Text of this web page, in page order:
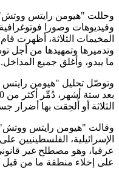
وحللت "هيومن رايتس ووتش"
وفيديوهات وصورا
المخيمات الثلاثة، أظهرت
وتدميرها وتمهيدها من أجل
ما يبدو، وأغلق جميع المداخل.
وتوصّل تحليل "هيومن رايتس
الثلاثة أو أُلحِقت بها أضرار
وقالت "هيومن رايتس
الإسرائيلية، الفلسطينيين
عرقيا، وهو مصطلح غير
على إخلاء منطقة ما من قبل